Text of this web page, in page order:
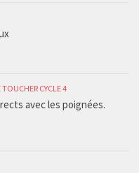
CYCLE 4
avec les poignées.